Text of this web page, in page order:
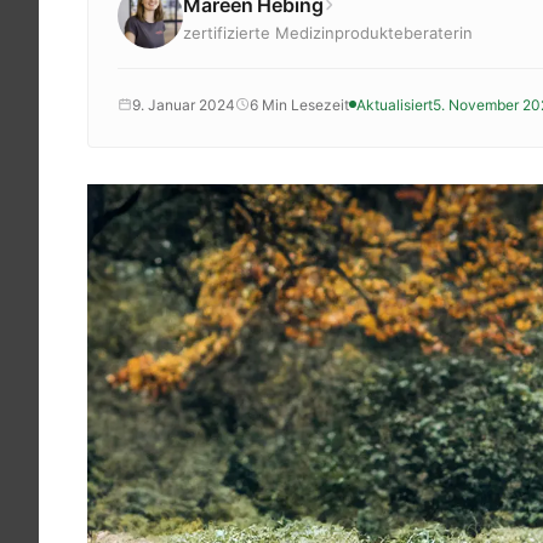
Krankenkassenzuschuss
Krankheitsbilder
Reisen
Mareen Hebing
zertifizierte Medizinprodukteberaterin
9. Januar 2024 6 Min Lesezeit Aktualisiert5. November